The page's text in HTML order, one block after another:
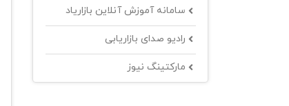
سامانه آموزش آنلاین بازاریاد
رادیو صدای بازاریابی
مارکتینگ نیوز